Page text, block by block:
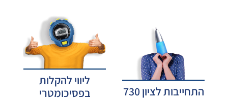
התחייבות לציון 730
ליווי להקלות
בפסיכומטרי